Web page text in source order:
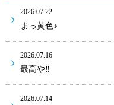
2026.07.22
まっ黄色♪
2026.07.16
最高や‼
2026.07.14